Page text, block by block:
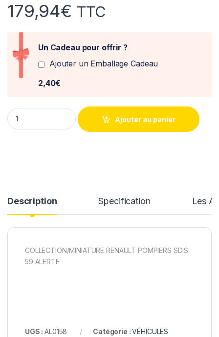
179,94€ TTC
Un Cadeau pour offrir ?
Ajouter un Emballage Cadeau
2,40€
Camion Renault Midlum Regnault CDHR Pompiers SDIS "59
Ajouter au panier
Description Specification Les
COLLECTION/MINIATURE RENAULT POMPIERS SDIS
59 ALERTE
UGS :AL0158 Catégorie :VÉHICULES